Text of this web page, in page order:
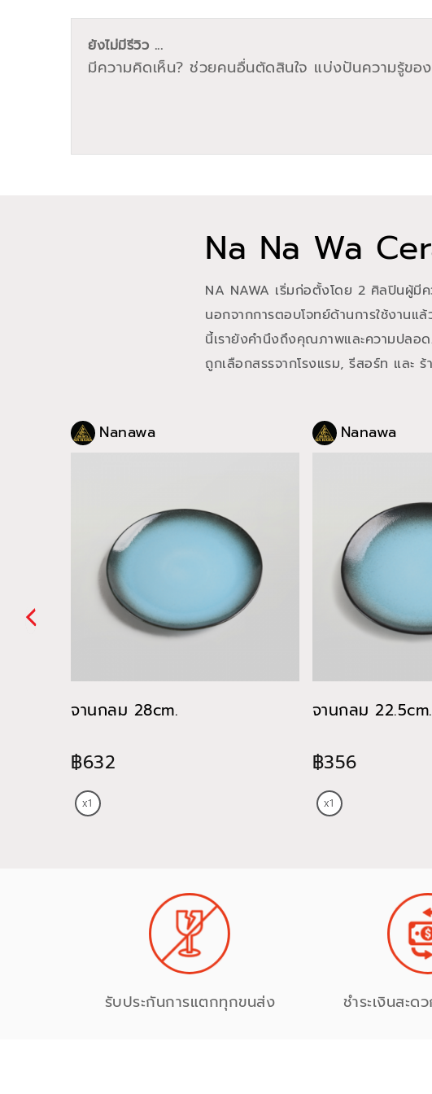
Na Na Wa
NA NAWA เริ่มก่อตั้งโดย 2 ศิลปินผู้มี
นอกจากการตอบโจทย์ด้านการใช้งานแ
นี้เรายังคำนึงถึงคุณภาพและความปลอ
ถูกเลือกสรรจากโรงแรม, รีสอร์ท และ
Nanawa
จานกลม 28cm.
฿632
Nanawa
จานกลม 22.5cm.
฿356
ยังไม่มีรีวิว ...
มีความคิดเห็น? ช่วยคนอื่นตัดสินใจ แบ่งปันความรู้ข
รับประกันการแตกทุกขนส่ง ชำระเงินสะ